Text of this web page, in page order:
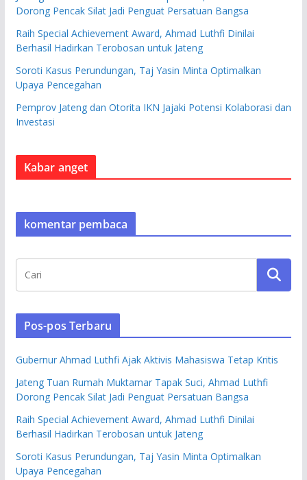
Dorong Pencak Silat Jadi Penguat Persatuan Bangsa
Raih Special Achievement Award, Ahmad Luthfi Dinilai
Berhasil Hadirkan Terobosan untuk Jateng
Soroti Kasus Perundungan, Taj Yasin Minta Optimalkan
Upaya Pencegahan
Pemprov Jateng dan Otorita IKN Jajaki Potensi Kolaborasi dan
Investasi
Kabar anget
komentar pembaca
Pos-pos Terbaru
Gubernur Ahmad Luthfi Ajak Aktivis Mahasiswa Tetap Kritis
Jateng Tuan Rumah Muktamar Tapak Suci, Ahmad Luthfi
Dorong Pencak Silat Jadi Penguat Persatuan Bangsa
Raih Special Achievement Award, Ahmad Luthfi Dinilai
Berhasil Hadirkan Terobosan untuk Jateng
Soroti Kasus Perundungan, Taj Yasin Minta Optimalkan
Upaya Pencegahan